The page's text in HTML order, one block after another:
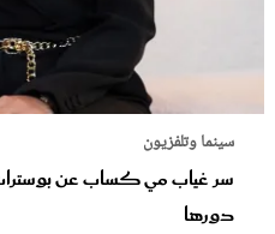
سينما وتلفزيون
دورها